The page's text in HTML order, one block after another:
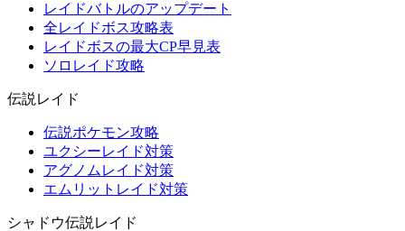
レイドバトルのアップデート
全レイドボス攻略表
レイドボスの最大CP早見表
ソロレイド攻略
伝説レイド
伝説ポケモン攻略
ユクシーレイド対策
アグノムレイド対策
エムリットレイド対策
シャドウ伝説レイド